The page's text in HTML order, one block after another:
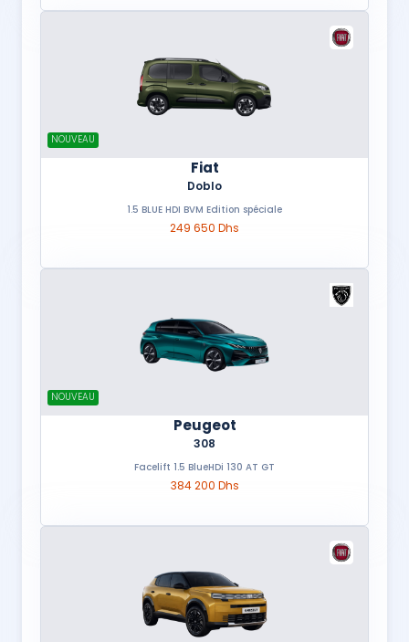
NOUVEAU
Fiat
Doblo
1.5 BLUE HDI BVM Edition spéciale
249 650 Dhs
NOUVEAU
Peugeot
308
Facelift 1.5 BlueHDi 130 AT GT
384 200 Dhs